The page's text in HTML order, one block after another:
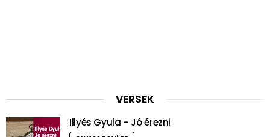
VERSEK
Illyés Gyula – Jó érezni